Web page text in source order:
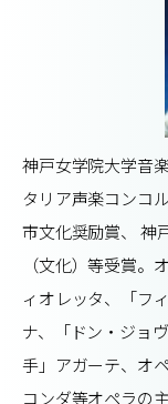
神戸女学院大学音
タリア声楽コンコ
市文化奨励賞、 神
（文化）等受賞。
ィオレッタ、「フ
ナ、「ドン・ジョ
手」アガーテ、オ
コンダ等オペラの